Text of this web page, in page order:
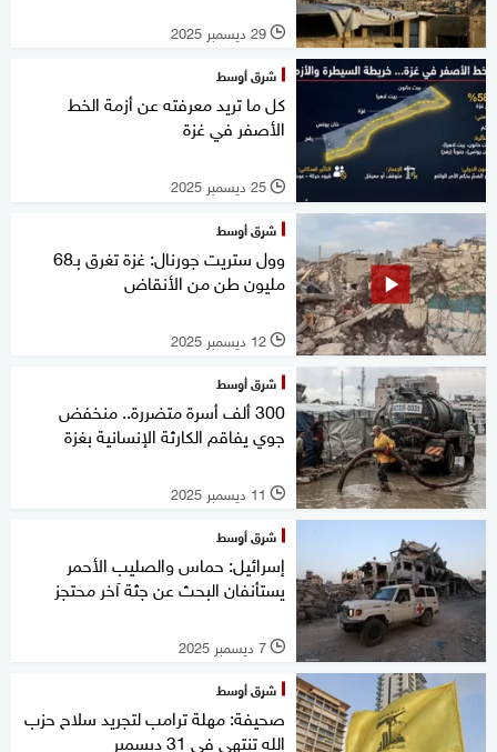
l 29 ديسمبر 2025
شرق أوسط
كل ما تريد معرفته عن أزمة الخط
الأصفر في غزة
l 25 ديسمبر 2025
شرق أوسط
وول ستريت جورنال: غزة تغرق بـ68
مليون طن من الأنقاض
l 12 ديسمبر 2025
شرق أوسط
300 ألف أسرة متضررة.. منخفض
جوي يفاقم الكارثة الإنسانية بغزة
l 11 ديسمبر 2025
شرق أوسط
إسرائيل: حماس والصليب الأحمر
يستأنفان البحث عن جثة آخر محتجز
l 7 ديسمبر 2025
شرق أوسط
صحيفة: مهلة ترامب لتجريد سلاح حزب
الله تنتهي في 31 ديسمبر